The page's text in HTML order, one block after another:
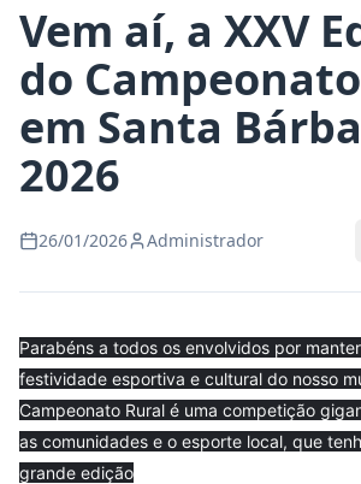
Vem aí, a XXV
do
em Santa
2026
26/01/2026 Administrador
Parabéns a todos os envolvidos por
festividade esportiva e cultural do nosso
Campeonato Rural é uma competição
as comunidades e o esporte local, que
grande edição